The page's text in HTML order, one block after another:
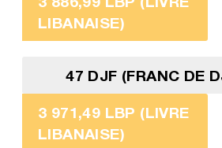
LIBANAISE)
47 DJF (FRANC DE
3 971,49 LBP (LIVRE
LIBANAISE)